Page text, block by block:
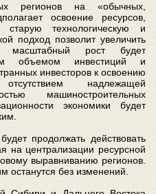
регионов на «обычных,
освоение ресурсов,
технологическую и
подход позволит увеличить
масштабный рост будет
объемом инвестиций и
инвесторов к освоению
надлежащей
машиностроительных
экономики будет
продолжать действовать
на централизации ресурсной
выравниванию регионов.
без изменений.